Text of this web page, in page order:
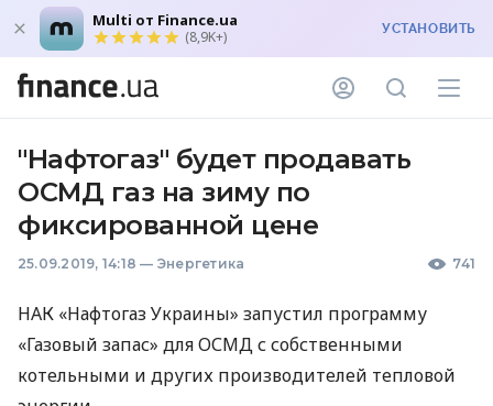
Multi от Finance.ua
(8,9K+) УСТАНОВИТЬ
"Нафтогаз" будет продавать
ОСМД газ на зиму по
фиксированной цене
25.09.2019, 14:18 — Энергетика 741
НАК «Нафтогаз Украины» запустил программу
«Газовый запас» дляОСМДс собственными
котельными и других производителей тепловой